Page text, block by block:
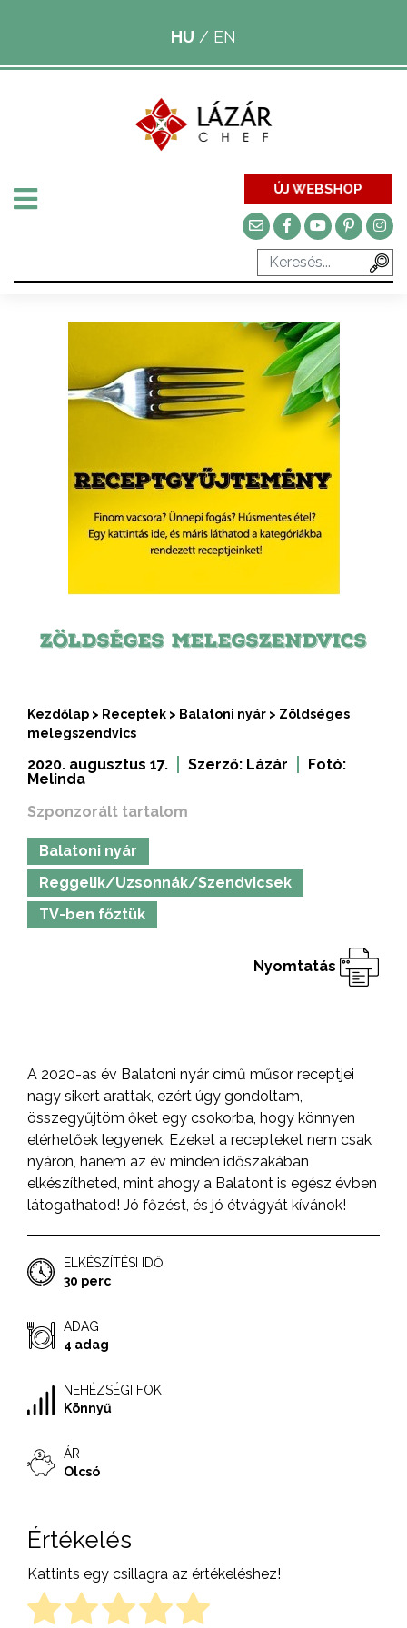
HU / EN
ÚJ WEBSHOP
ZÖLDSÉGES MELEGSZENDVICS
Kezdőlap > Receptek > Balatoni nyár > Zöldséges
melegszendvics
2020. augusztus 17. Szerző: Lázár
Fotó:
Melinda
Szponzorált tartalom
Balatoni nyár
Reggelik/Uzsonnák/Szendvicsek
TV-ben főztük
Nyomtatás
A 2020-as év Balatoni nyár című műsor receptjei
nagy sikert arattak, ezért úgy gondoltam,
összegyűjtöm őket egy csokorba, hogy könnyen
elérhetőek legyenek. Ezeket a recepteket nem csak
nyáron, hanem az év minden időszakában
elkészítheted, mint ahogy a Balatont is egész évben
látogathatod! Jó főzést, és jó étvágyát kívánok!
ELKÉSZÍTÉSI IDŐ
30 perc
ADAG
4 adag
NEHÉZSÉGI FOK
Könnyű
ÁR
Olcsó
Értékelés
Kattints egy csillagra az értékeléshez!